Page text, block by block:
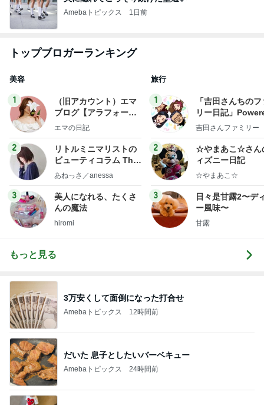
Amebaトピックス 1日前
トップブロガーランキング
美容
1
（旧アカウント）エマ
ブログ【アラフォー会
社売却セカンドライ
エマの日記
2
リトルミニマリストの
ビューティコラム The
little minimalist's bea
あねっさ／anessa
3
美人になれる、たくさ
んの魔法
hiromi
旅行
1
「吉田さんちの
リー日記」
y Ameba 吉田さ
ログ
吉田さんファミリー
2
☆やまあこ☆さん
ィズニー日記
☆やまあこ☆
3
日々是甘露2〜デ
ー風味〜
甘露
もっと見る
3万安くして面倒になった打合せ
Amebaトピックス 12時間前
だいた 息子としたいバーベキュー
Amebaトピックス 24時間前